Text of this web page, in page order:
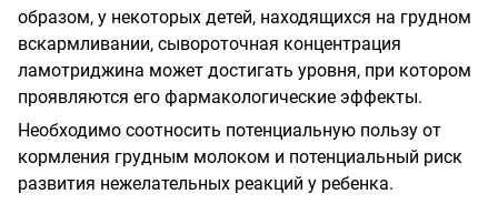
образом, у некоторых детей, находящихся на грудном
вскармливании, сывороточная концентрация
ламотриджина может достигать уровня, при котором
проявляются его фармакологические эффекты.
Необходимо соотносить потенциальную пользу от
кормления грудным молоком и потенциальный риск
развития нежелательных реакций у ребенка.